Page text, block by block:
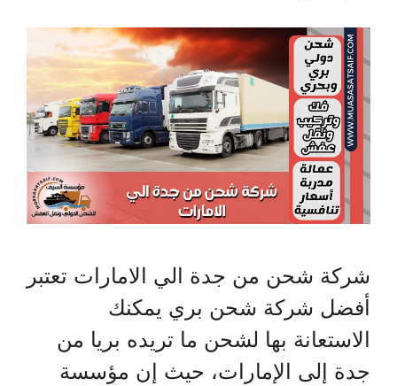
شركة شحن من جدة الي الامارات تعتبر
أفضل شركة شحن بري يمكنك
الاستعانة بها لشحن ما تريده بريا من
جدة إلى الإمارات، حيث إن مؤسسة